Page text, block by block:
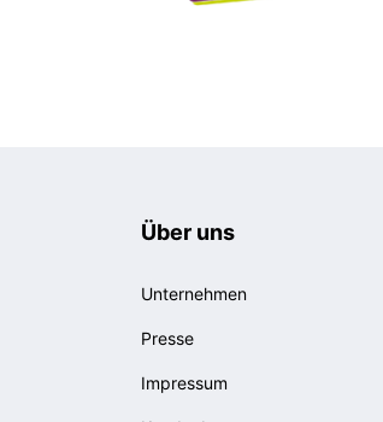
Über uns
Unternehmen
Presse
Impressum